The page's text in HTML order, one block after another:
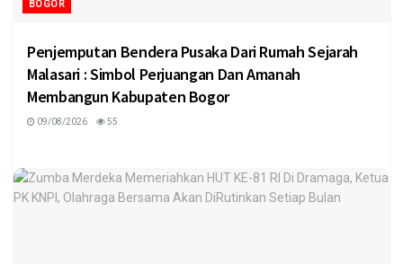
BOGOR
Penjemputan Bendera Pusaka Dari Rumah Sejarah
Malasari : Simbol Perjuangan Dan Amanah
Membangun Kabupaten Bogor
09/08/2026 55